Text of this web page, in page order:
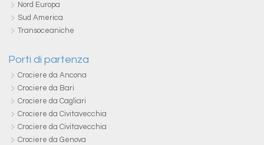
Nord Europa
Sud America
Transoceaniche
Porti di partenza
Crociere da Ancona
Crociere da Bari
Crociere da Cagliari
Crociere da Civitavecchia
Crociere da Civitavecchia
Crociere da Genova